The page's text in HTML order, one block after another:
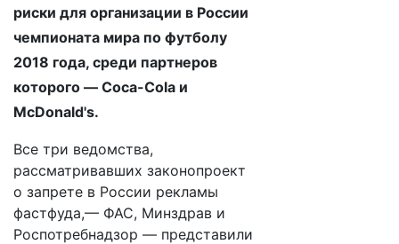
риски для организации в России
чемпионата мира по футболу
2018 года, среди партнеров
которого — Coca-Cola и
McDonald's.
Все три ведомства,
рассматривавших законопроект
о запрете в России рекламы
фастфуда,— ФАС, Минздрав и
Роспотребнадзор — представили